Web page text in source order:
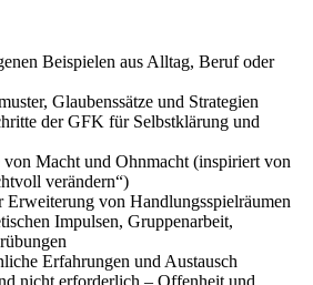
Beispielen aus Alltag, Beruf oder
Glaubenssätze und Strategien
der GFK für Selbstklärung und
Macht und Ohnmacht (inspiriert von
verändern“)
Erweiterung von Handlungsspielräumen
Impulsen, Gruppenarbeit,
Erfahrungen und Austausch